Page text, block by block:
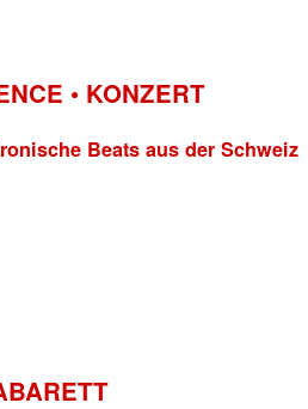
• KONZERT
Beats aus der Schweiz